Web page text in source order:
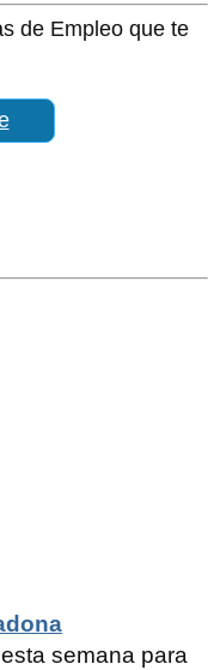
de Empleo que te
semana para